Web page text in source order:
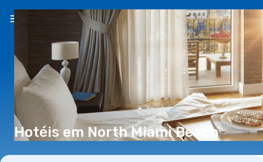
PT(€)
Hotéis em North Miami Beach